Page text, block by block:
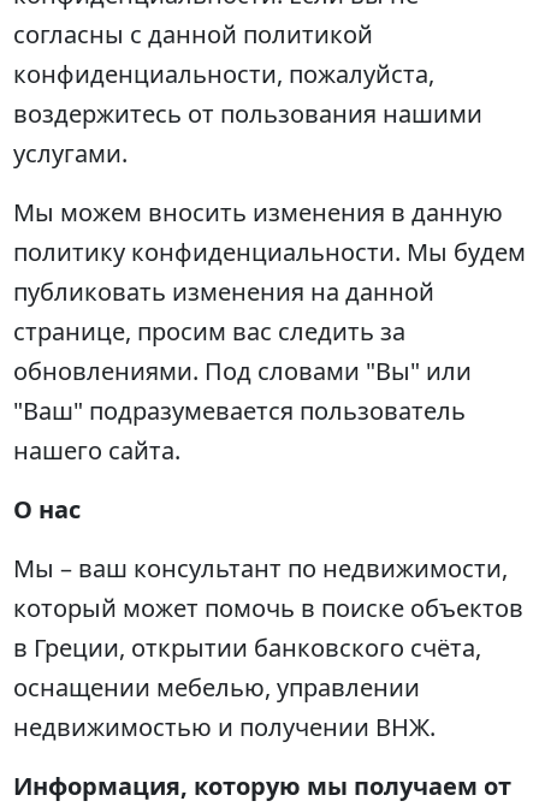
согласны с данной политикой
конфиденциальности, пожалуйста,
воздержитесь от пользования нашими
услугами.
Мы можем вносить изменения в данную
политику конфиденциальности. Мы будем
публиковать изменения на данной
странице, просим вас следить за
обновлениями. Под словами "Вы" или
"Ваш" подразумевается пользователь
нашего сайта.
О нас
Мы – ваш консультант по недвижимости,
который может помочь в поиске объектов
в Греции, открытии банковского счёта,
оснащении мебелью, управлении
недвижимостью и получении ВНЖ.
Информация, которую мы получаем от